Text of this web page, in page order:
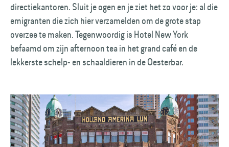
directiekantoren. Sluit je ogen en je ziet het zo voor je: al die
emigranten die zich hier verzamelden om de grote stap
overzee te maken. Tegenwoordig is Hotel New York
befaamd om zijn afternoon tea in het grand café en de
lekkerste schelp- en schaaldieren in de Oesterbar.